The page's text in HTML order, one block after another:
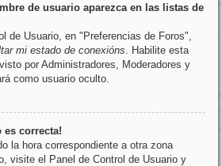
de usuario aparezca en las listas de
de Usuario, en "Preferencias de Foros",
mi estado de conexións . Habilite esta
por Administradores, Moderadores y
como usuario oculto.
es correcta!
la hora correspondiente a otra zona
visite el Panel de Control de Usuario y